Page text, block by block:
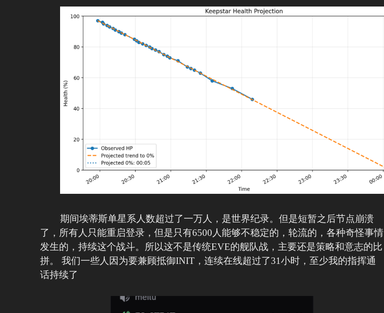
期间埃蒂斯单星系人数超过了一万人，是世界纪录。但是短暂之后节点崩溃
了，所有人只能重启登录，但是只有6500人能够不稳定的，轮流的，各种奇怪事情
发生的，持续这个战斗。所以这不是传统EVE的舰队战，主要还是策略和意志的比
拼。 我们一些人因为要兼顾抵御INIT，连续在线超过了31小时，至少我的指挥通
话持续了